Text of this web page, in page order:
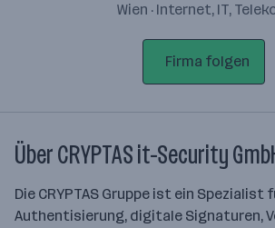
Wien · Internet, IT,
Firma folgen
Über CRYPTAS it-Security
Die CRYPTAS Gruppe ist ein Spezialist
Authentisierung, digitale Signaturen,